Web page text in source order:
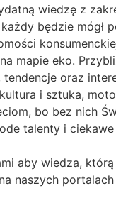
wiedzę z
będzie mógł
mapie eko.
oraz
i sztuka,
bo bez nich
talenty i
aby wiedza,
naszych portalach